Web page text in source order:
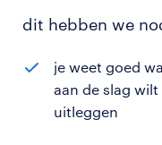
dit hebben we
je weet goed
aan de slag
uitleggen